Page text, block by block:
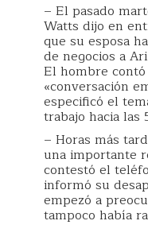
– El pasado
Watts dijo en
que su esposa
de negocios a
El hombre
«conversación
especificó el
trabajo hacia las
– Horas más
una importante
contestó el
informó su
empezó a
tampoco había